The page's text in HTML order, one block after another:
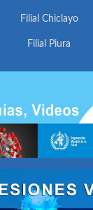
Filial Chiclayo
Filial Piura